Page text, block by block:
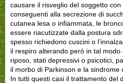
causare il risveglio del soggetto
conseguenti alla secrezione di
cutanea lesa o infiammata, le
essere riacutizzate dalla postura
spesso richiedono cuscini o
il respiro alterando però in tal
riposo, stati depressivi o psicotici,
il morbo di Parkinson e la sindrome
In tutti questi casi il trattamento del